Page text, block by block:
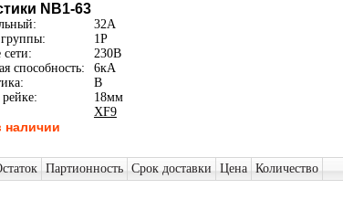
NB1-63
32А
1P
230В
способность:
6кА
B
18мм
XF9
наличии
Партионность Срок доставки Цена Количество